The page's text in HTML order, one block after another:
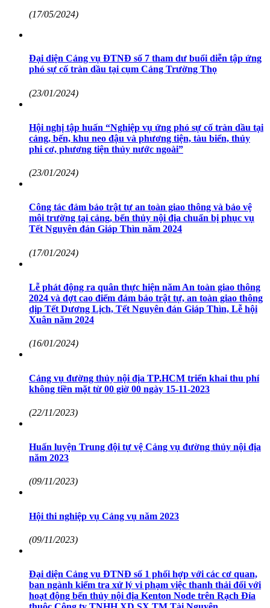
(17/05/2024)
Đại diện Cảng vụ ĐTNĐ số 7 tham dư buổi diễn tập ứng
phó sự cố tràn dầu tại cụm Cảng Trường Thọ
(23/01/2024)
Hội nghị tập huấn “Nghiệp vụ ứng phó sự cố tràn dầu tại
cảng, bến, khu neo đậu và phương tiện, tàu biển, thủy
phi cơ, phương tiện thủy nước ngoài”
(23/01/2024)
Công tác đảm bảo trật tự an toàn giao thông và bảo vệ
môi trường tại cảng, bến thủy nội địa chuẩn bị phục vụ
Tết Nguyên đán Giáp Thìn năm 2024
(17/01/2024)
Lễ phát động ra quân thực hiện năm An toàn giao thông
2024 và đợt cao điểm đảm bảo trật tự, an toàn giao thông
dịp Tết Dương Lịch, Tết Nguyên đán Giáp Thìn, Lễ hội
Xuân năm 2024
(16/01/2024)
Cảng vụ đường thủy nội địa TP.HCM triển khai thu phí
không tiền mặt từ 00 giờ 00 ngày 15-11-2023
(22/11/2023)
Huấn luyện Trung đội tự vệ Cảng vụ đường thủy nội địa
năm 2023
(09/11/2023)
Hội thi nghiệp vụ Cảng vụ năm 2023
(09/11/2023)
Đại diện Cảng vụ ĐTNĐ số 1 phối hợp với các cơ quan,
ban ngành kiểm tra xử lý vi phạm việc thanh thải đối với
hoạt động bến thủy nội địa Kenton Node trên Rạch Đỉa